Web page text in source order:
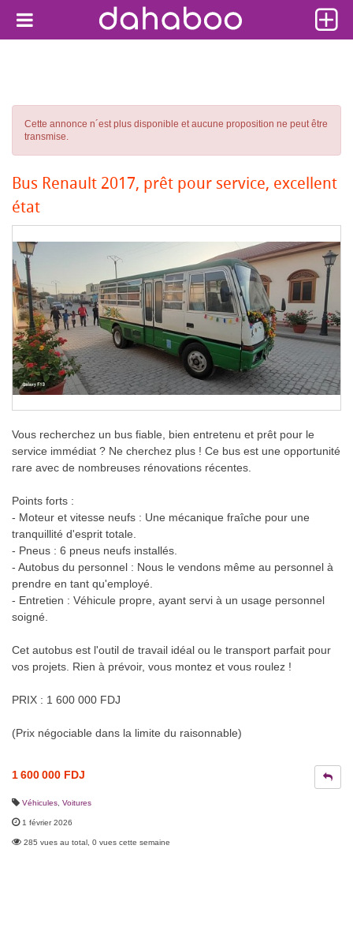
Cette annonce n´est plus disponible et aucune proposition ne peut être
transmise.
Bus Renault 2017, prêt pour service, excellent
état
Vous recherchez un bus fiable, bien entretenu et prêt pour le
service immédiat ? Ne cherchez plus ! Ce bus est une opportunité
rare avec de nombreuses rénovations récentes.
Points forts :
- Moteur et vitesse neufs : Une mécanique fraîche pour une
tranquillité d'esprit totale.
- Pneus : 6 pneus neufs installés.
- Autobus du personnel : Nous le vendons même au personnel à
prendre en tant qu'employé.
- Entretien : Véhicule propre, ayant servi à un usage personnel
soigné.
Cet autobus est l'outil de travail idéal ou le transport parfait pour
vos projets. Rien à prévoir, vous montez et vous roulez !
PRIX : 1 600 000 FDJ
(Prix négociable dans la limite du raisonnable)
1 600 000 FDJ
Véhicules Voitures
1 février 2026
285 vues au total, 0 vues cette semaine